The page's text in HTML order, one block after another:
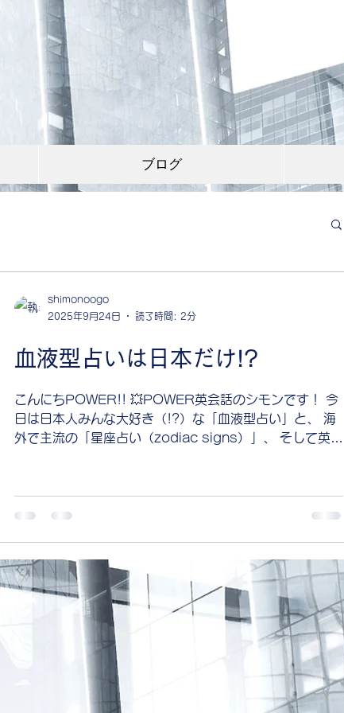
ブログ
血液型占いは日本だけ!?
こんにちPOWER!! 💥POWER英会話のシモンです！ 今
日は日本人みんな大好き（!?）な「血液型占い」と、 海
外で主流の「星座占い（zodiac signs）」、 そして英語
shimonoogo
2025年9月24日
読了時間: 2分